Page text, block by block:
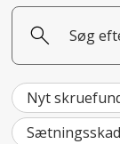
Nyt